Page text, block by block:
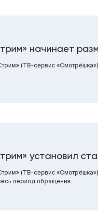
начинает
(ТВ-сервис «Смотрёшка»)
установил
(ТВ-сервис «Смотрёшка»)
период обращения.